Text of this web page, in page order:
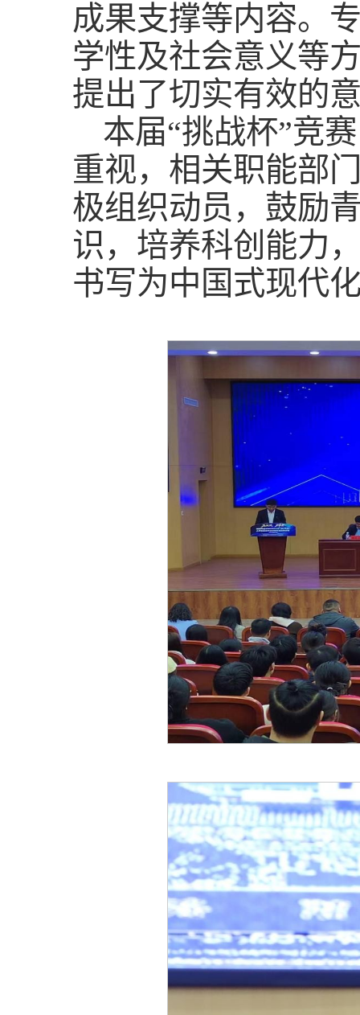
成果支撑等内容。
学性及社会意义等
提出了切实有效的
本届“挑战杯”竞
重视，相关职能部
极组织动员，鼓励
识，培养科创能力
书写为中国式现代